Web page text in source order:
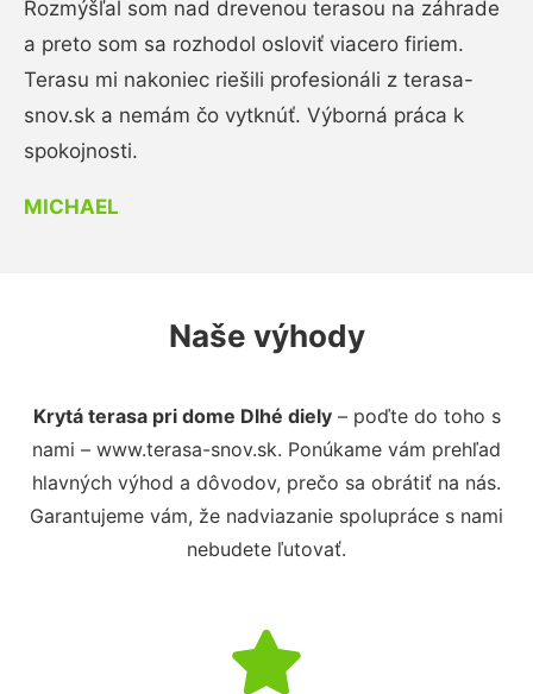
Rozmýšľal som nad drevenou terasou na záhrade
a preto som sa rozhodol osloviť viacero firiem.
Terasu mi nakoniec riešili profesionáli z terasa-
snov.sk a nemám čo vytknúť. Výborná práca k
spokojnosti.
MICHAEL
Naše výhody
Krytá terasa pri dome Dlhé diely– poďte do toho s
nami – www.terasa-snov.sk. Ponúkame vám prehľad
hlavných výhod a dôvodov, prečo sa obrátiť na nás.
Garantujeme vám, že nadviazanie spolupráce s nami
nebudete ľutovať.